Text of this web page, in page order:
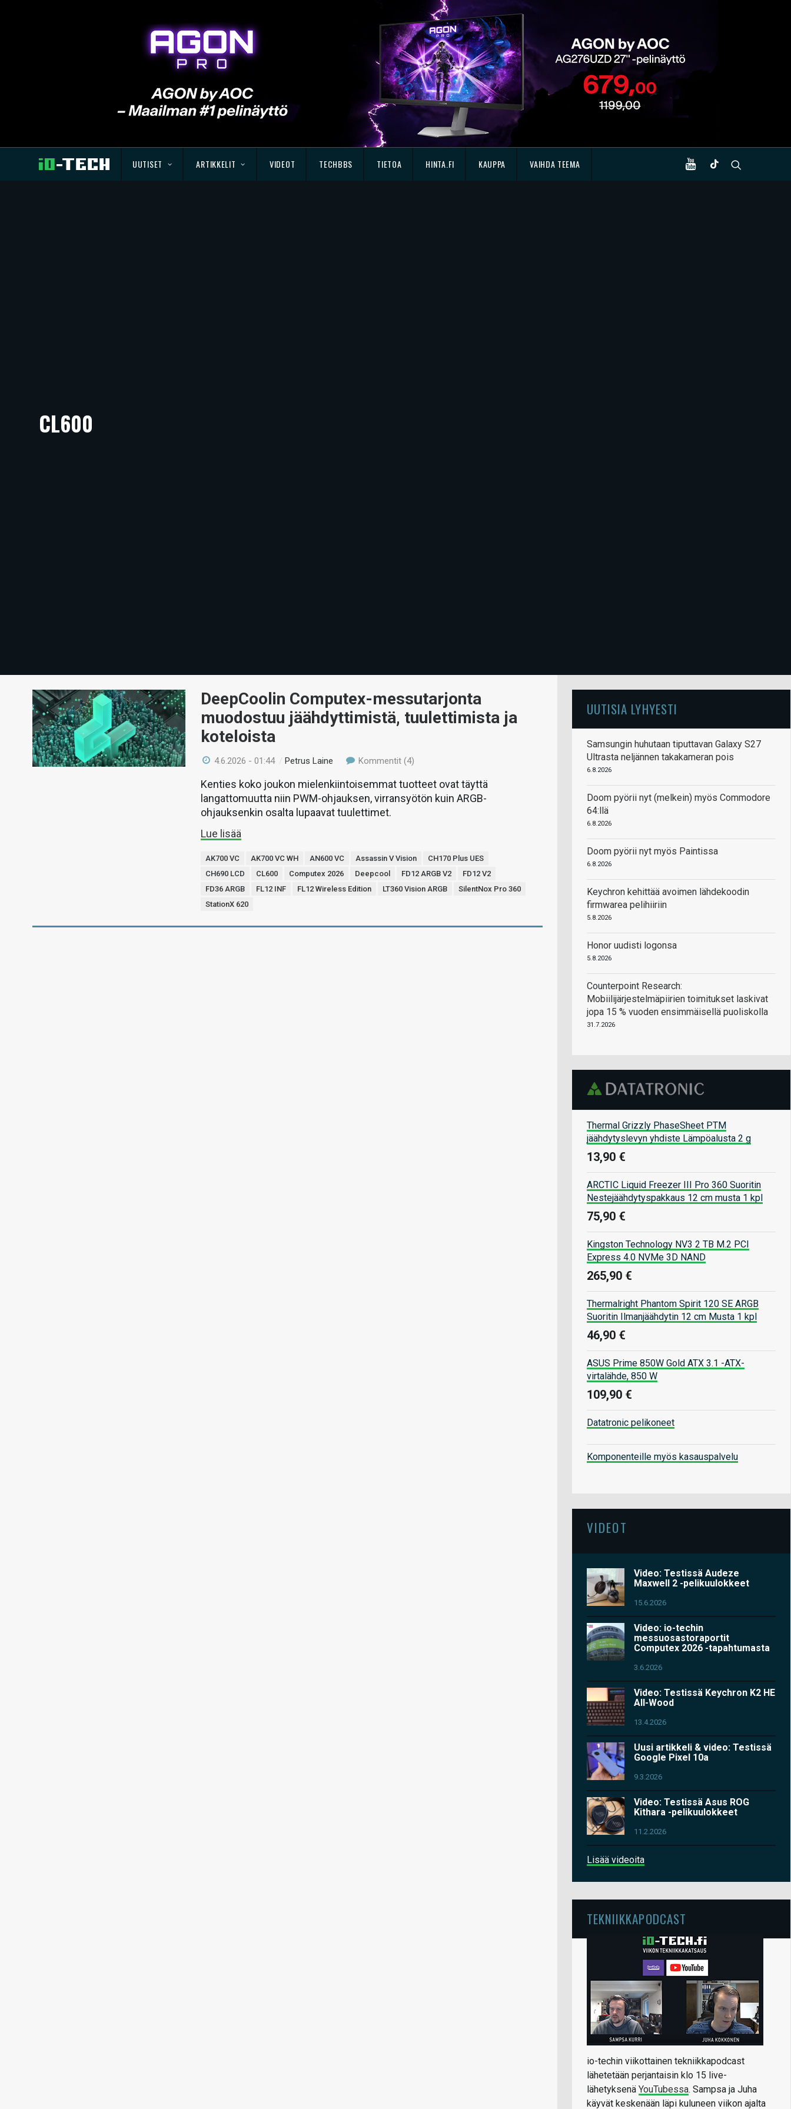
UUTISET ARTIKKELIT VIDEOT TECHBBS TIETOA HINTA.FI KAUPPA VAIHDA TEEMA
CL600
DeepCoolin Computex-messutarjonta
muodostuu jäähdyttimistä, tuulettimista ja
koteloista
4.6.2026 - 01:44 /Petrus Laine Kommentit (4)
Kenties koko joukon mielenkiintoisemmat tuotteet ovat täyttä
langattomuutta niin PWM-ohjauksen, virransyötön kuin ARGB-
ohjauksenkin osalta lupaavat tuulettimet.
Lue lisää
AK700 VC AK700 VC WH AN600 VC Assassin V Vision
CH170 Plus UES
CH690 LCD
CL600 Computex 2026 Deepcool FD12 ARGB V2
FD12 V2
FD36 ARGB
FL12 INF FL12 Wireless Edition LT360 Vision ARGB
SilentNox Pro 360
StationX 620
UUTISIA LYHYESTI
Samsungin huhutaan tiputtavan Galaxy S27
Ultrasta neljännen takakameran pois
6.8.2026
Doom pyörii nyt (melkein) myös Commodore
64:llä
6.8.2026
Doom pyörii nyt myös Paintissa
6.8.2026
Keychron kehittää avoimen lähdekoodin
firmwarea pelihiiriin
5.8.2026
Honor uudisti logonsa
5.8.2026
Counterpoint Research:
Mobiilijärjestelmäpiirien toimitukset laskivat
jopa 15 % vuoden ensimmäisellä puoliskolla
31.7.2026
Thermal Grizzly PhaseSheet PTM
jäähdytyslevyn yhdiste Lämpöalusta 2 g
13,90 €
ARCTIC Liquid Freezer III Pro 360 Suoritin
Nestejäähdytyspakkaus 12 cm musta 1 kpl
75,90 €
Kingston Technology NV3 2 TB M.2 PCI
Express 4.0 NVMe 3D NAND
265,90 €
Thermalright Phantom Spirit 120 SE ARGB
Suoritin Ilmanjäähdytin 12 cm Musta 1 kpl
46,90 €
ASUS Prime 850W Gold ATX 3.1 -ATX-
virtalähde, 850 W
109,90 €
Datatronic pelikoneet
Komponenteille myös kasauspalvelu
VIDEOT
Video: Testissä Audeze
Maxwell 2 -pelikuulokkeet
15.6.2026
Video: io-techin
messuosastoraportit
Computex 2026 -tapahtumasta
3.6.2026
Video: Testissä Keychron K2 HE
All-Wood
13.4.2026
Uusi artikkeli & video: Testissä
Google Pixel 10a
9.3.2026
Video: Testissä Asus ROG
Kithara -pelikuulokkeet
11.2.2026
Lisää videoita
TEKNIIKKAPODCAST
io-techin viikottainen tekniikkapodcast
lähetetään perjantaisin klo 15 live-
lähetyksenä YouTubessa. Sampsa ja Juha
käyvät keskenään läpi kuluneen viikon ajalta